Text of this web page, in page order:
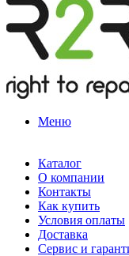
Меню
Каталог
О компании
Контакты
Как купить
Условия оплаты
Доставка
Сервис и